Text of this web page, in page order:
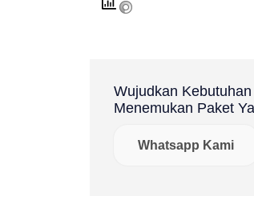
Wujudkan
Menemukan Paket
Whatsapp Kami